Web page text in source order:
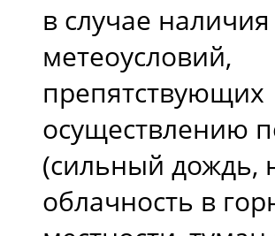
в случае наличия
метеоусловий,
препятствующих
осуществлению
(сильный дождь,
облачность в